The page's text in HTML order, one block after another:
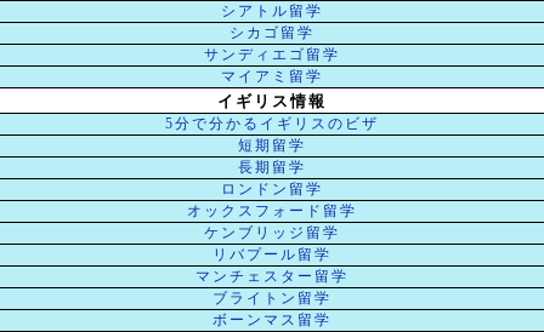
シアトル留学
シカゴ留学
サンディエゴ留学
マイアミ留学
イギリス情報
5分で分かるイギリスのビザ
短期留学
長期留学
ロンドン留学
オックスフォード留学
ケンブリッジ留学
リバプール留学
マンチェスター留学
ブライトン留学
ボーンマス留学